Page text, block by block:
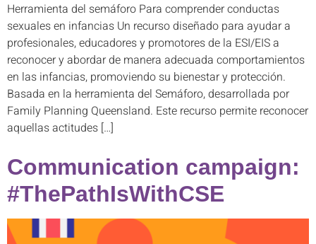
Herramienta del semáforo Para comprender conductas
sexuales en infancias Un recurso diseñado para ayudar a
profesionales, educadores y promotores de la ESI/EIS a
reconocer y abordar de manera adecuada comportamientos
en las infancias, promoviendo su bienestar y protección.
Basada en la herramienta del Semáforo, desarrollada por
Family Planning Queensland. Este recurso permite reconocer
aquellas actitudes […]
Communication campaign:
#ThePathIsWithCSE